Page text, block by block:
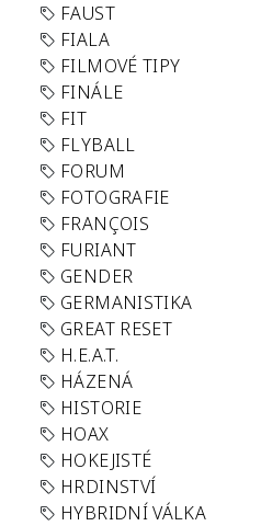
FAUST
FIALA
FILMOVÉ TIPY
FINÁLE
FIT
FLYBALL
FORUM
FOTOGRAFIE
FRANÇOIS
FURIANT
GENDER
GERMANISTIKA
GREAT RESET
H.E.A.T.
HÁZENÁ
HISTORIE
HOAX
HOKEJISTÉ
HRDINSTVÍ
HYBRIDNÍ VÁLKA